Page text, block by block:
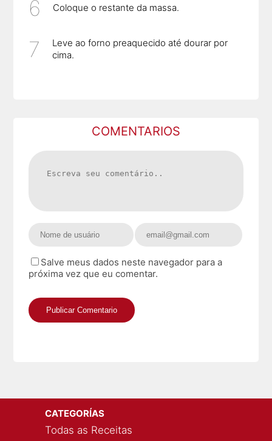
Coloque o restante da massa.
Leve ao forno preaquecido até dourar por
cima.
COMENTARIOS
Salve meus dados neste navegador para a
próxima vez que eu comentar.
CATEGORÍAS
Todas as Receitas